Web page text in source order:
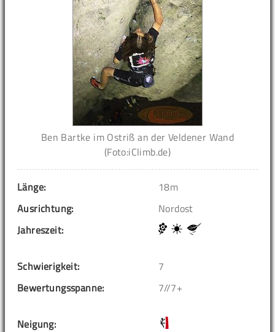
Ben Bartke im Ostriß an der Veldener Wand
(Foto:iClimb.de)
Länge:
18m
Ausrichtung:
Nordost
Jahreszeit:
Schwierigkeit:
7
Bewertungsspanne:
7//7+
Neigung: